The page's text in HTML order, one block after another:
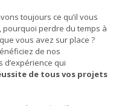
toujours ce qu’il vous
perdre du temps à
vous avez sur place ?
de nos
qui
de tous vos projets